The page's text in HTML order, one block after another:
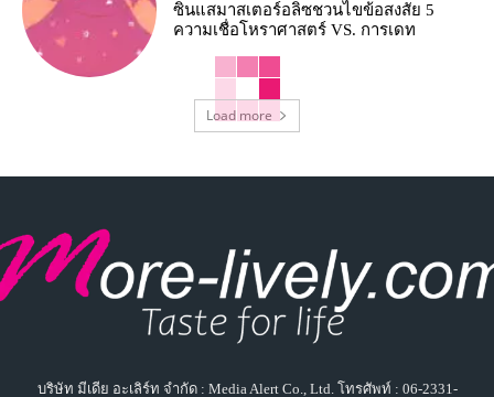
ซินแสมาสเตอร์อลิซชวนไขข้อสงสัย 5
ความเชื่อโหราศาสตร์ VS. การเดท
Load more
บริษัท มีเดีย อะเลิร์ท จำกัด : Media Alert Co., Ltd. โทรศัพท์ : 06-2331-